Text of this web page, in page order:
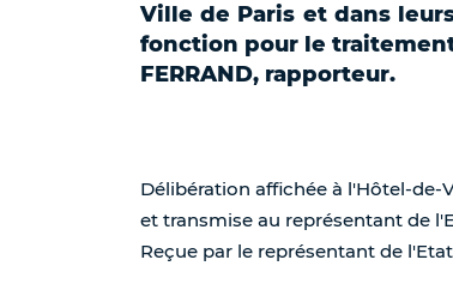
Ville de Paris et dans
fonction pour le
FERRAND, rapporteur.
Délibération affichée à l'Hôtel-de-
et transmise au représentant de
Reçue par le représentant de